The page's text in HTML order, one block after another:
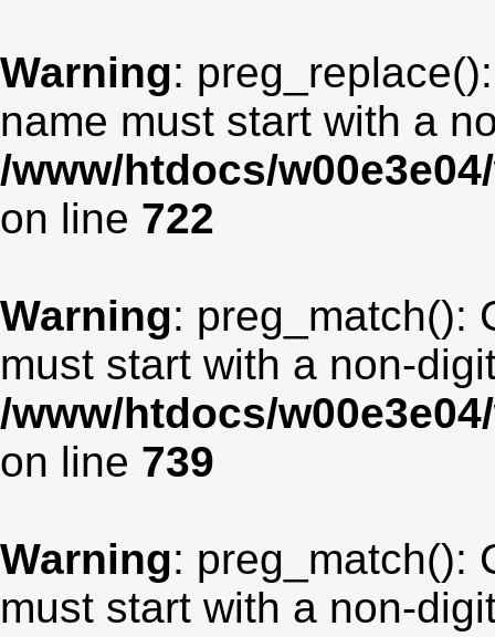
Warning:
name must start with a
/www/htdocs/
on line 722
Warning: preg_match():
must start with a non-
/www/htdocs/
on line 739
Warning: preg_match():
must start with a non-